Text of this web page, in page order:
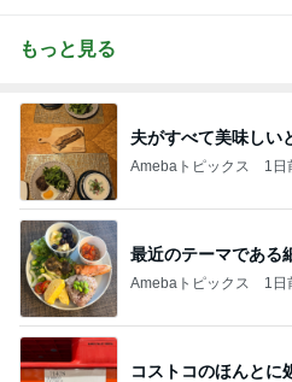
もっと見る
夫がすべて美味しい
Amebaトピックス 1日
最近のテーマである
Amebaトピックス 1日
コストコのほんとに